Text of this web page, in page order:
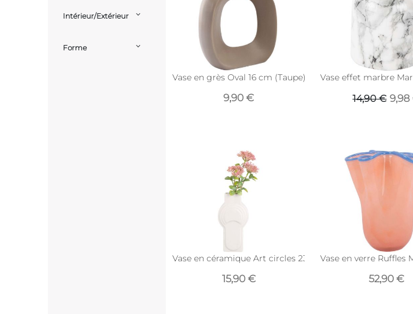
Intérieur/Extérieur
Forme
Vase en grès Oval 16 cm (Taupe)
9,90 €
Vase effet marbre
14,90 € 9,98
Vase en céramique Art circles 23 cm (Ivoire)
15,90 €
Vase en verre Ruffles
52,90 €